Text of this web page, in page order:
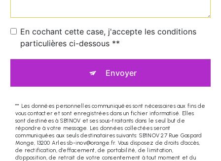
En cochant cette case, j'accepte les conditions
particulières ci-dessous **
Envoyer
** Les données personnelles communiquées sont nécessaires aux fins de
vous contacter et sont enregistrées dans un fichier informatisé. Elles
sont destinées à SB'INOV et ses sous-traitants dans le seul but de
répondre à votre message. Les données collectées seront
communiquées aux seuls destinataires suivants: SB'INOV 27 Rue Gaspard
Monge, 13200 Arles sb-inov@orange.fr. Vous disposez de droits d’accès,
de rectification, d’effacement, de portabilité, de limitation,
d’opposition, de retrait de votre consentement à tout moment et du